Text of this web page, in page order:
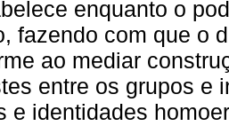
enquanto o
fazendo com que o
ao mediar
entre os grupos e
e identidades